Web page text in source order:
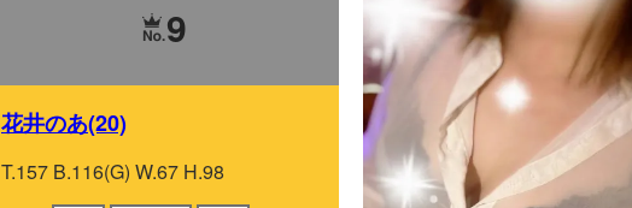
9
花井のあ(20)
T.157 B.116(G) W.67 H.98